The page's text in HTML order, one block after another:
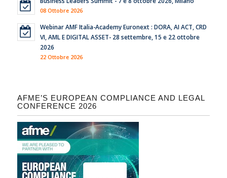
08 Ottobre 2026
Webinar AMF Italia-Academy Euronext : DORA, AI ACT, CRD
VI, AML E DIGITAL ASSET- 28 settembre, 15 e 22 ottobre
2026
22 Ottobre 2026
AFME’S EUROPEAN COMPLIANCE AND LEGAL
CONFERENCE 2026